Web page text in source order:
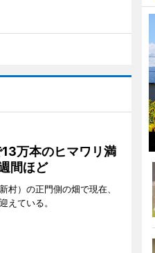
万本のヒマワリ満
間ほど
村）の正門側の畑で現在、
えている。